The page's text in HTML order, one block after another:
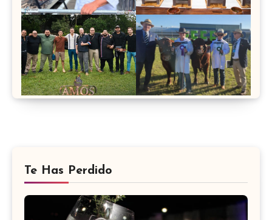
Te Has Perdido